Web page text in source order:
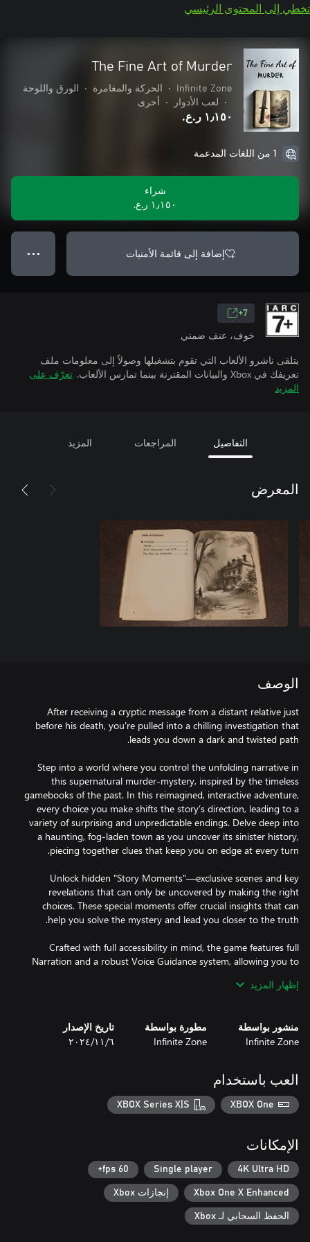
تخطي إلى المحتوى الرئيسي
The Fine Art of Murder
Infinite Zone
• الحركة والمغامرة •
الورق واللوحة
•
لعب الأدوار • أخرى
١٫١٥٠ ر.ع.‏
1 من اللغات المدعمة
شراء
١٫١٥٠ ر.ع.‏
إضافة إلى قائمة الأمنيات ● ● ●
7+
خوف، عنف ضمني
يتلقى ناشرو الألعاب التي تقوم بتشغيلها وصولاً إلى معلومات ملف
تعريفك في Xbox والبيانات المقترنة بينما تمارس الألعاب.
تعرّف على
المزيد
التفاصيل المراجعات المزيد
المعرض
الوصف
After receiving a cryptic message from a distant relative just
before his death, you're pulled into a chilling investigation that
Step into a world where you control the unfolding narrative in
this supernatural murder-mystery, inspired by the timeless
gamebooks of the past. In this reimagined, interactive adventure,
every choice you make shifts the story’s direction, leading to a
variety of surprising and unpredictable endings. Delve deep into
a haunting, fog-laden town as you uncover its sinister history,
Unlock hidden "Story Moments"—exclusive scenes and key
revelations that can only be uncovered by making the right
choices. These special moments offer crucial insights that can
Crafted with full accessibility in mind, the game features full
Narration and a robust Voice Guidance system, allowing you to
screen. Whether you engage through visuals or sound, the
إظهار المزيد
منشور بواسطة
Infinite Zone
مطورة بواسطة
Infinite Zone
تاريخ الإصدار
٦‏/١١‏/٢٠٢٤
العب باستخدام
XBOX One
XBOX Series X|S
الإمكانات
4K Ultra HD
Single player
60 fps+
Xbox One X Enhanced إنجازات Xbox
الحفظ السحابي لـ Xbox